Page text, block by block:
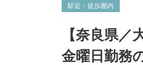
駅近・徒歩圏内
【奈良県
金曜日勤務